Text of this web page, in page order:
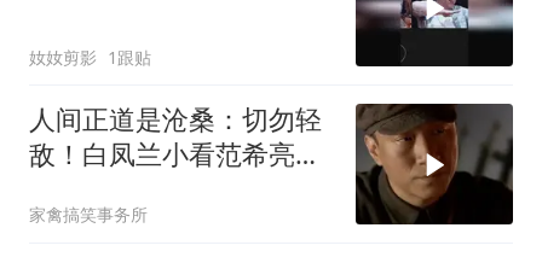
奻奻剪影 1跟贴
人间正道是沧桑：切勿轻
敌！白凤兰小看范希亮，
家禽搞笑事务所